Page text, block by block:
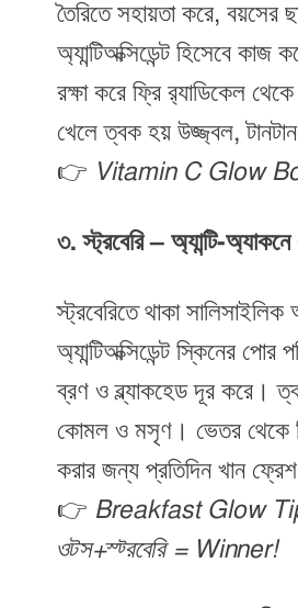
তৈরিতে সহায়তা করে, বয়সের
অ্যান্টিঅক্সিডেন্ট হিসেবে কাজ
রক্ষা করে ফ্রি র‍্যাডিকেল
খেলে ত্বক হয় উজ্জ্বল,
👉 Vitamin C Glow
৩. স্ট্রবেরি – অ্যান্টি-অ্যাকনে
স্ট্রবেরিতে থাকা
অ্যান্টিঅক্সিডেন্ট স্কিনের পোর
ব্রণ ও ব্ল্যাকহেড দূর করে।
কোমল ও মসৃণ। ভেতর থেকে
করার জন্য প্রতিদিন খান ফ্রেশ
👉 Breakfast Glow
ওটস+স্ট্রবেরি = Winner!